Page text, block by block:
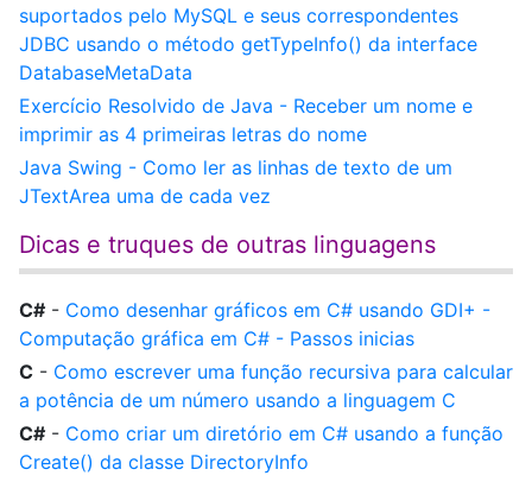
suportados pelo MySQL e seus correspondentes
JDBC usando o método getTypeInfo() da interface
DatabaseMetaData
Exercício Resolvido de Java - Receber um nome e
imprimir as 4 primeiras letras do nome
Java Swing - Como ler as linhas de texto de um
JTextArea uma de cada vez
Dicas e truques de outras linguagens
C# - Como desenhar gráficos em C# usando GDI+ -
Computação gráfica em C# - Passos inicias
C - Como escrever uma função recursiva para calcular
a potência de um número usando a linguagem C
C# - Como criar um diretório em C# usando a função
Create() da classe DirectoryInfo